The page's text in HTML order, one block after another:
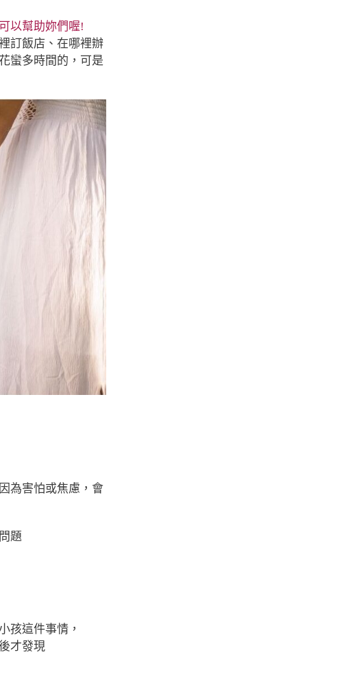
以幫助妳們喔!
訂飯店、在哪裡辦
蠻多時間的，可是
為害怕或焦慮，會
題
孩這件事情，
才發現